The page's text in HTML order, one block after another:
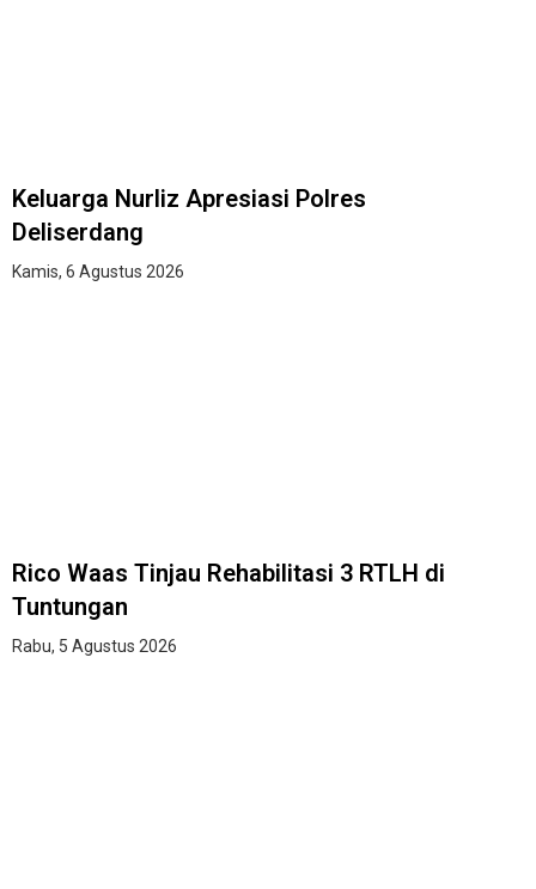
Keluarga Nurliz Apresiasi Polres
Deliserdang
Kamis, 6 Agustus 2026
Rico Waas Tinjau Rehabilitasi 3 RTLH di
Tuntungan
Rabu, 5 Agustus 2026